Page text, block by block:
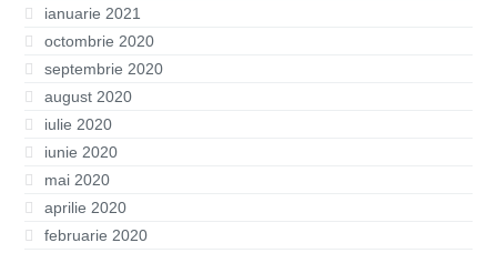
ianuarie 2021
octombrie 2020
septembrie 2020
august 2020
iulie 2020
iunie 2020
mai 2020
aprilie 2020
februarie 2020